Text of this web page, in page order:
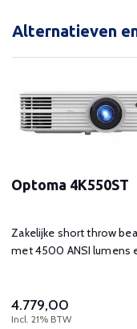
Alternatieven
Optoma 4K550ST
Zakelijke short throw
met 4500 ANSI lumens
4.779,00
Incl. 21% BTW